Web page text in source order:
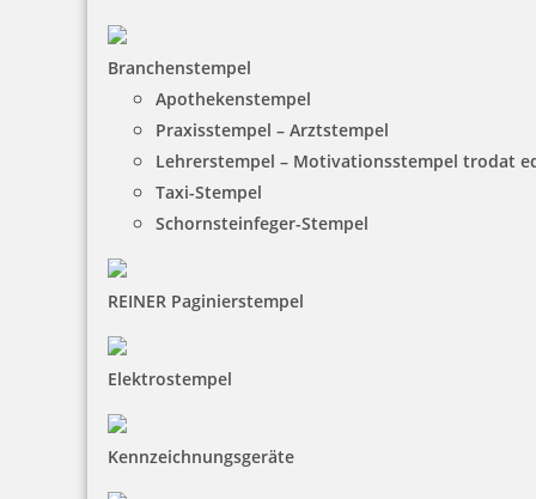
Branchenstempel
Apothekenstempel
Praxisstempel – Arztstempel
Lehrerstempel – Motivationsstempel trodat
Taxi-Stempel
Schornsteinfeger-Stempel
REINER Paginierstempel
Elektrostempel
Kennzeichnungsgeräte